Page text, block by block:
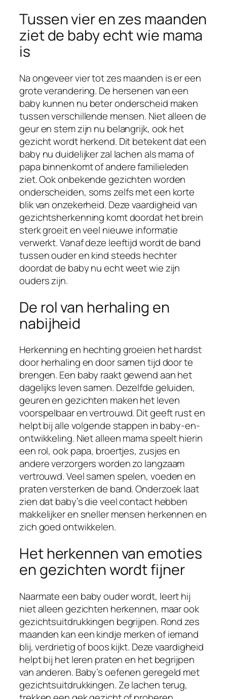
Tussen vier en zes maanden
ziet de baby echt wie mama
is
Na ongeveer vier tot zes maanden is er een
grote verandering. De hersenen van een
baby kunnen nu beter onderscheid maken
tussen verschillende mensen. Niet alleen de
geur en stem zijn nu belangrijk, ook het
gezicht wordt herkend. Dit betekent dat een
baby nu duidelijker zal lachen als mama of
papa binnenkomt of andere familieleden
ziet. Ook onbekende gezichten worden
onderscheiden, soms zelfs met een korte
blik van onzekerheid. Deze vaardigheid van
gezichtsherkenning komt doordat het brein
sterk groeit en veel nieuwe informatie
verwerkt. Vanaf deze leeftijd wordt de band
tussen ouder en kind steeds hechter
doordat de baby nu echt weet wie zijn
ouders zijn.
De rol van herhaling en
nabijheid
Herkenning en hechting groeien het hardst
door herhaling en door samen tijd door te
brengen. Een baby raakt gewend aan het
dagelijks leven samen. Dezelfde geluiden,
geuren en gezichten maken het leven
voorspelbaar en vertrouwd. Dit geeft rust en
helpt bij alle volgende stappen in baby-en-
ontwikkeling. Niet alleen mama speelt hierin
een rol, ook papa, broertjes, zusjes en
andere verzorgers worden zo langzaam
vertrouwd. Veel samen spelen, voeden en
praten versterken de band. Onderzoek laat
zien dat baby’s die veel contact hebben
makkelijker en sneller mensen herkennen en
zich goed ontwikkelen.
Het herkennen van emoties
en gezichten wordt fijner
Naarmate een baby ouder wordt, leert hij
niet alleen gezichten herkennen, maar ook
gezichtsuitdrukkingen begrijpen. Rond zes
maanden kan een kindje merken of iemand
blij, verdrietig of boos kijkt. Deze vaardigheid
helpt bij het leren praten en het begrijpen
van anderen. Baby’s oefenen geregeld met
gezichtsuitdrukkingen. Ze lachen terug,